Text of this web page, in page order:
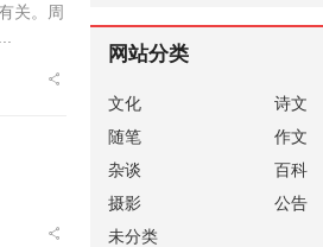
关。周
网站分类
文化
诗文
随笔
作文
杂谈
百科
摄影
公告
未分类